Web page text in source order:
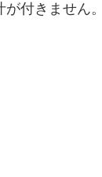
付きません。